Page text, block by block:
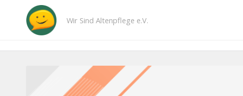
Wir Sind Altenpflege e.V.